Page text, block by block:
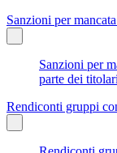
Sanzioni per
Sanzioni per
parte dei
Rendiconti gruppi